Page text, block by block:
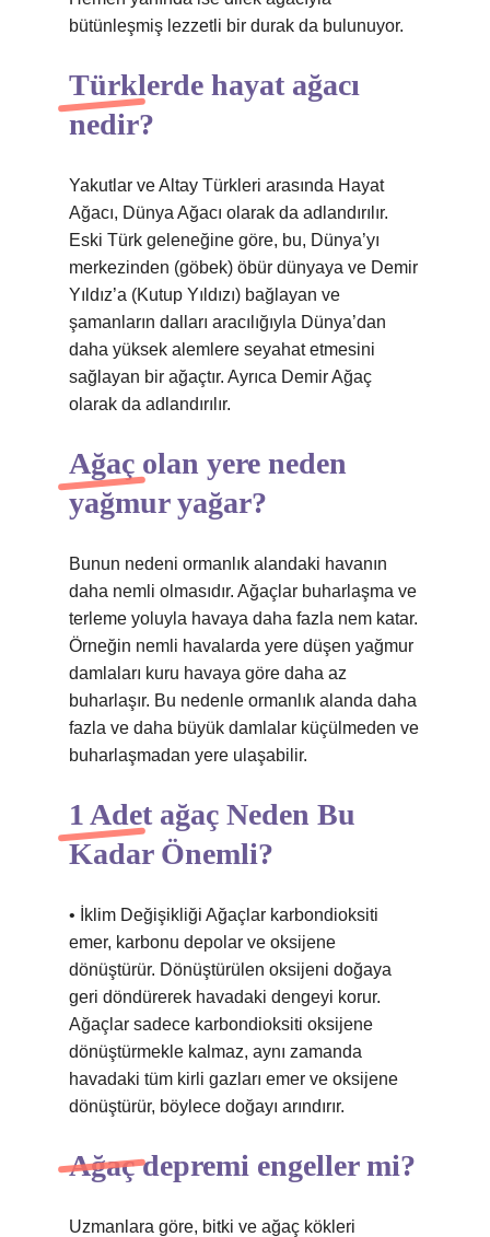
bütünleşmiş lezzetli bir durak da bulunuyor.
Türklerde hayat ağacı
nedir?
Yakutlar ve Altay Türkleri arasında Hayat
Ağacı, Dünya Ağacı olarak da adlandırılır.
Eski Türk geleneğine göre, bu, Dünya’yı
merkezinden (göbek) öbür dünyaya ve Demir
Yıldız’a (Kutup Yıldızı) bağlayan ve
şamanların dalları aracılığıyla Dünya’dan
daha yüksek alemlere seyahat etmesini
sağlayan bir ağaçtır. Ayrıca Demir Ağaç
olarak da adlandırılır.
Ağaç olan yere neden
yağmur yağar?
Bunun nedeni ormanlık alandaki havanın
daha nemli olmasıdır. Ağaçlar buharlaşma ve
terleme yoluyla havaya daha fazla nem katar.
Örneğin nemli havalarda yere düşen yağmur
damlaları kuru havaya göre daha az
buharlaşır. Bu nedenle ormanlık alanda daha
fazla ve daha büyük damlalar küçülmeden ve
buharlaşmadan yere ulaşabilir.
1 Adet ağaç Neden Bu
Kadar Önemli?
• İklim Değişikliği Ağaçlar karbondioksiti
emer, karbonu depolar ve oksijene
dönüştürür. Dönüştürülen oksijeni doğaya
geri döndürerek havadaki dengeyi korur.
Ağaçlar sadece karbondioksiti oksijene
dönüştürmekle kalmaz, aynı zamanda
havadaki tüm kirli gazları emer ve oksijene
dönüştürür, böylece doğayı arındırır.
Ağaç depremi engeller mi?
Uzmanlara göre, bitki ve ağaç kökleri